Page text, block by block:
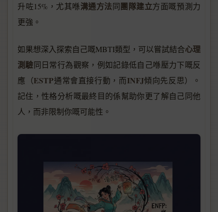
升咗15%，尤其喺溝通方法同團隊建立方面嘅預測力
更強。
如果想深入探索自己嘅MBTI類型，可以嘗試結合心理
測驗同日常行為觀察，例如記錄低自己喺壓力下嘅反
應（ESTP通常會直接行動，而INFJ傾向先反思）。
記住，性格分析嘅最終目的係幫助你更了解自己同他
人，而非限制你嘅可能性。